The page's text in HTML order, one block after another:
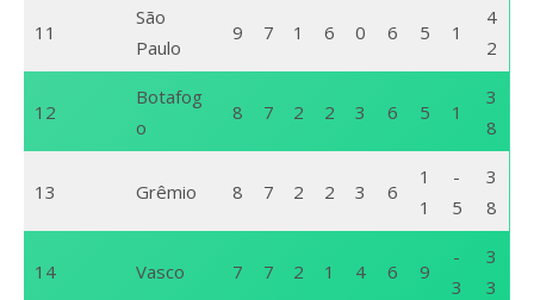
11
São
Paulo
9 7 1 6 0 6 5 1
4
2
12
Botafog
o
8 7 2 2 3 6 5 1
3
8
13 Grêmio 8 7 2 2 3 6
1
1
-
5
3
8
14 Vasco 7 7 2 1 4 6 9
-
3
3
3